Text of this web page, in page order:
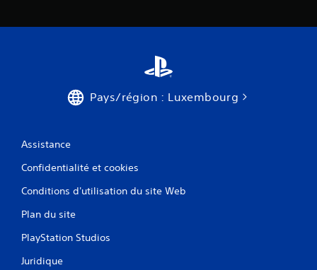
Pays/région : Luxembourg
Assistance
Confidentialité et cookies
Conditions d'utilisation du site Web
Plan du site
PlayStation Studios
Juridique